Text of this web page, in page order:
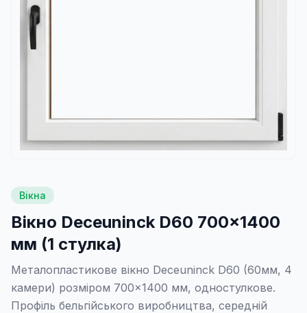
Вікна
Вікно Deceuninck D60 700×1400
мм (1 стулка)
Металопластикове вікно Deceuninck D60 (60мм, 4
камери) розміром 700×1400 мм, одностулкове.
Профіль бельгійського виробництва, середній